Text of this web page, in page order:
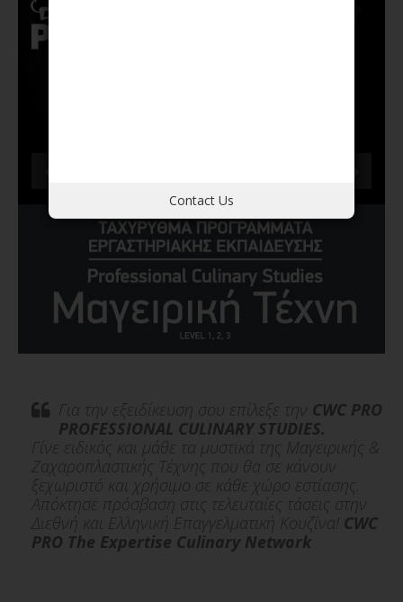
16/03/2026
Martin Lippo
Ζύμωση στην Γαστρονομία
09/02/2027
Dimitris Tasoulis
Σεμινάριο
EXCTRACTIONS and DELICATE SAUCES
12/02/2025
Θάνος Φέσκος
Για την εξειδίκευση σου επίλεξε την CWC PRO
PROFESSIONAL CULINARY STUDIES.
Γίνε ειδικός και μάθε τα μυστικά της Μαγειρικής &
Ζαχαροπλαστικής Τέχνης που θα σε κάνουν
ξεχωριστό και χρήσιμο σε κάθε χώρο εστίασης.
Απόκτησε πρόσβαση στις τελευταίες τάσεις στην
Διεθνή και Ελληνική Επαγγελματική Κουζίνα! CWC
PRO The Expertise Culinary Network
Contact Us